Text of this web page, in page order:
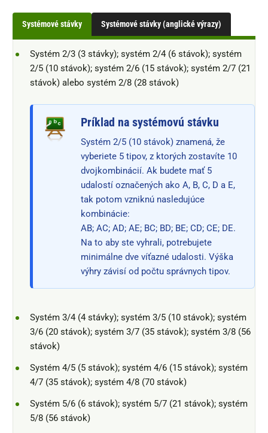
Systémové stávky Systémové stávky (anglické výrazy)
Systém 2/3 (3 stávky); systém 2/4 (6 stávok); systém
2/5 (10 stávok); systém 2/6 (15 stávok); systém 2/7 (21
stávok) alebo systém 2/8 (28 stávok)
Príklad na systémovú stávku
Systém 2/5 (10 stávok) znamená, že
vyberiete 5 tipov, z ktorých zostavíte 10
dvojkombinácií. Ak budete mať 5
udalostí označených ako A, B, C, D a E,
tak potom vzniknú nasledujúce
kombinácie:
AB; AC; AD; AE; BC; BD; BE; CD; CE; DE.
Na to aby ste vyhrali, potrebujete
minimálne dve víťazné udalosti. Výška
výhry závisí od počtu správnych tipov.
Systém 3/4 (4 stávky); systém 3/5 (10 stávok); systém
3/6 (20 stávok); systém 3/7 (35 stávok); systém 3/8 (56
stávok)
Systém 4/5 (5 stávok); systém 4/6 (15 stávok); systém
4/7 (35 stávok); systém 4/8 (70 stávok)
Systém 5/6 (6 stávok); systém 5/7 (21 stávok); systém
5/8 (56 stávok)